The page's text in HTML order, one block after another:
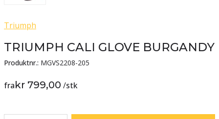
Triumph
TRIUMPH CALI GLOVE BURGANDY
Produktnr.: MGVS2208-205
frakr 799,00 /stk